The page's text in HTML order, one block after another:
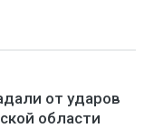
от ударов
области